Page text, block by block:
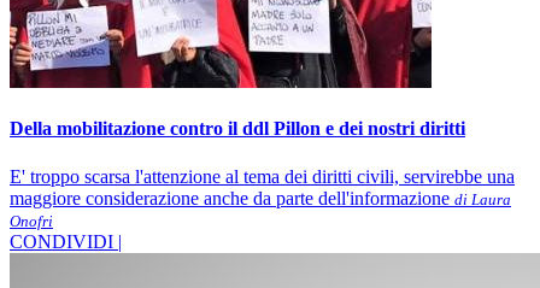
Della mobilitazione contro il ddl Pillon e dei nostri diritti
E' troppo scarsa l'attenzione al tema dei diritti civili, servirebbe una
maggiore considerazione anche da parte dell'informazione di Laura
Onofri
CONDIVIDI |